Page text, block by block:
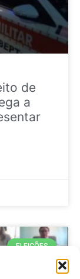
de
a
ELEIÇÕES